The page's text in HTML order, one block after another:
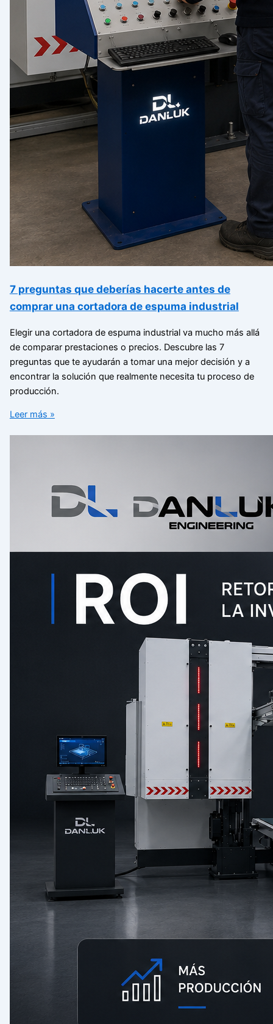
7 preguntas que deberías hacerte antes de
comprar una cortadora de espuma industrial
Elegir una cortadora de espuma industrial va mucho más allá
de comparar prestaciones o precios. Descubre las 7
preguntas que te ayudarán a tomar una mejor decisión y a
encontrar la solución que realmente necesita tu proceso de
producción.
Leer más »